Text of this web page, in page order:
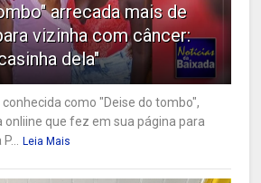
arrecada mais de
vizinha com câncer:
dela"
conhecida como "Deise do tombo",
onliine que fez em sua página para
Leia Mais